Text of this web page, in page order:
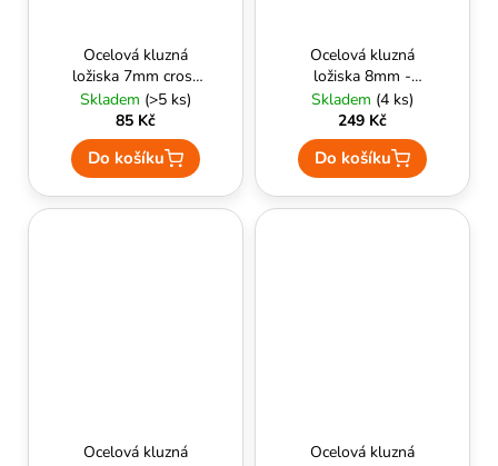
Ocelová kluzná
ložiska 7mm cross
slot - SHS
Skladem (>5 ks)
85 Kč
Do košíku
Ocelová kluzná
ložiska 8mm -
AirsoftParts
Skladem (4 ks)
249 Kč
Do košíku
Ocelová kluzná
Ocelová kluzná